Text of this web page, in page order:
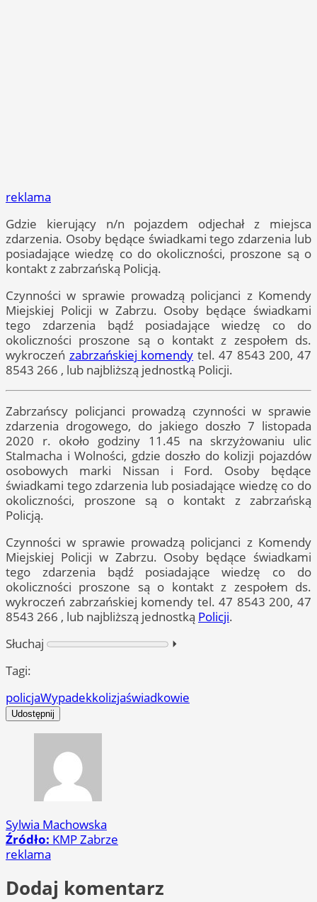
reklama
Gdzie kierujący n/n pojazdem odjechał z miejsca
zdarzenia. Osoby będące świadkami tego zdarzenia lub
posiadające wiedzę co do okoliczności, proszone są o
kontakt z zabrzańską Policją.
Czynności w sprawie prowadzą policjanci z Komendy
Miejskiej Policji w Zabrzu. Osoby będące świadkami
tego zdarzenia bądź posiadające wiedzę co do
okoliczności proszone są o kontakt z zespołem ds.
wykroczeń zabrzańskiej komendy tel. 47 8543 200, 47
8543 266 , lub najbliższą jednostką Policji.
Zabrzańscy policjanci prowadzą czynności w sprawie
zdarzenia drogowego, do jakiego doszło 7 listopada
2020 r. około godziny 11.45 na skrzyżowaniu ulic
Stalmacha i Wolności, gdzie doszło do kolizji pojazdów
osobowych marki Nissan i Ford. Osoby będące
świadkami tego zdarzenia lub posiadające wiedzę co do
okoliczności, proszone są o kontakt z zabrzańską
Policją.
Czynności w sprawie prowadzą policjanci z Komendy
Miejskiej Policji w Zabrzu. Osoby będące świadkami
tego zdarzenia bądź posiadające wiedzę co do
okoliczności proszone są o kontakt z zespołem ds.
wykroczeń zabrzańskiej komendy tel. 47 8543 200, 47
8543 266 , lub najbliższą jednostką Policji.
Słuchaj
⏵︎
Tagi:
policjaWypadekkolizjaświadkowie
Udostępnij
Sylwia Machowska
Źródło: KMP Zabrze
reklama
Dodaj komentarz